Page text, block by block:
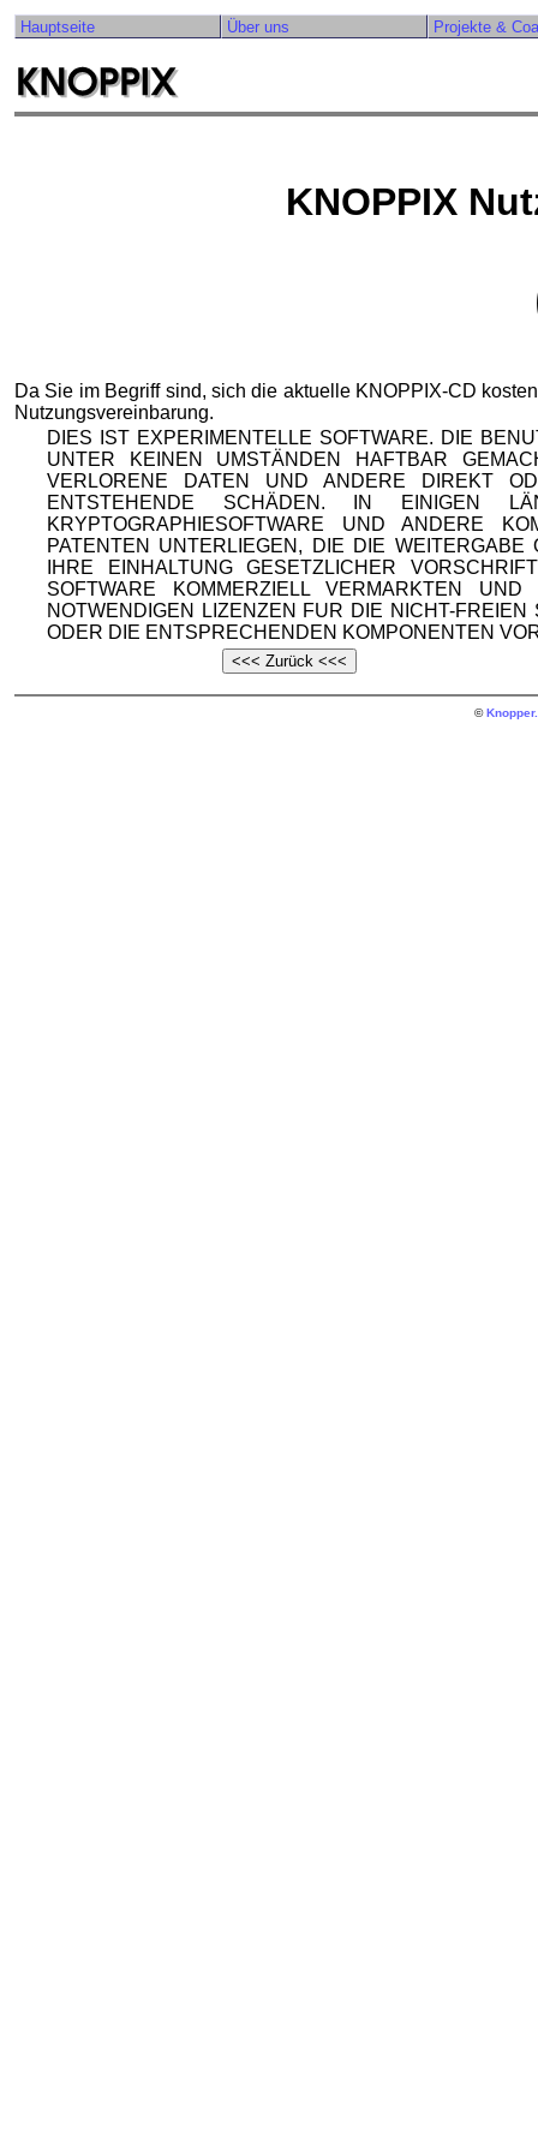
Hauptseite Über uns Projekte &
KNOPPIX
Da Sie im Begriff sind, sich die aktuelle KNOPPIX-CD
Nutzungsvereinbarung.
DIES IST EXPERIMENTELLE SOFTWARE. DIE
UNTER KEINEN UMSTÄNDEN HAFTBAR
VERLORENE DATEN UND ANDERE DIREKT
ENTSTEHENDE SCHÄDEN. IN EINIGEN
KRYPTOGRAPHIESOFTWARE UND ANDERE
PATENTEN UNTERLIEGEN, DIE DIE
IHRE EINHALTUNG GESETZLICHER
SOFTWARE KOMMERZIELL VERMARKTEN
NOTWENDIGEN LIZENZEN FUR DIE NICHT-
ODER DIE ENTSPRECHENDEN KOMPONENTEN
©